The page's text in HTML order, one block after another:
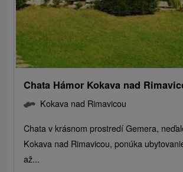
Chata Hámor Kokava nad
Kokava nad Rimavicou
Chata v krásnom prostredí Gemera,
Kokava nad Rimavicou, ponúka
až...